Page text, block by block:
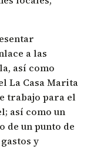
a las
así como
La Casa Marita
trabajo para el
así como un
de un punto de
y